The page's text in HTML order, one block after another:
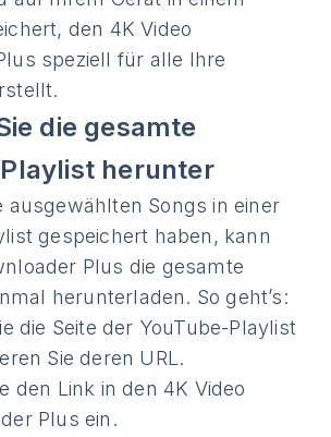
den 4K Video
speziell für alle Ihre
die gesamte
herunter
ausgewählten Songs in einer
gespeichert haben, kann
Plus die gesamte
herunterladen. So geht’s:
die Seite der YouTube-Playlist
Sie deren URL.
den Link in den 4K Video
Plus ein.